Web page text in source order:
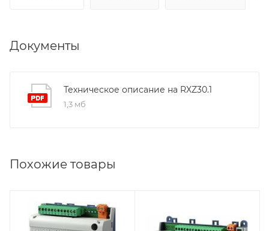
Документы
Техническое описание на RXZ30.1
1,3 мб
Похожие товары
Линейка продукции
Desigo Desigo